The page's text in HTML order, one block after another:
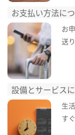
お支払い方法に
お
送
設備とサービス
生
す